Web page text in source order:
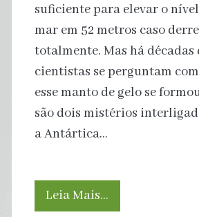
suficiente para elevar o
mar em 52 metros caso
totalmente. Mas há décadas
cientistas se perguntam
esse manto de gelo se
são dois mistérios
a Antártica…
Leia Mais…